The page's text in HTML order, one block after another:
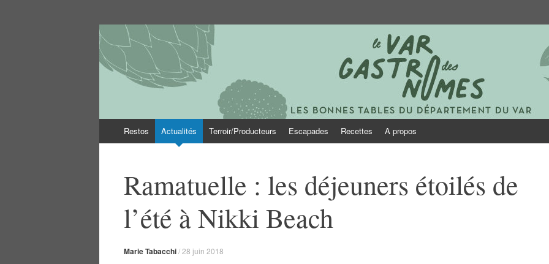
Le Var des gastronomes
Les bonnes tables du département du Var
au
Restos Actualités Terroir/Producteurs Escapades Recettes A propos
Ramatuelle : les déjeuners étoilés de
l’été à Nikki Beach
Marie Tabacchi/28 juin 2018